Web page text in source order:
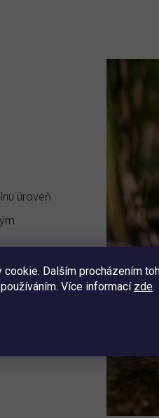
Dalším procházením
Více informací zde.
úroveň.